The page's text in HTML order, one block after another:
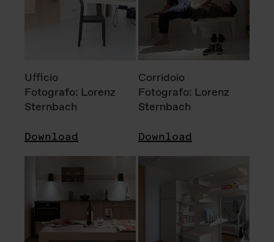
Ufficio
Fotografo: Lorenz
Sternbach
Download
Corridoio
Fotografo: Lorenz
Sternbach
Download